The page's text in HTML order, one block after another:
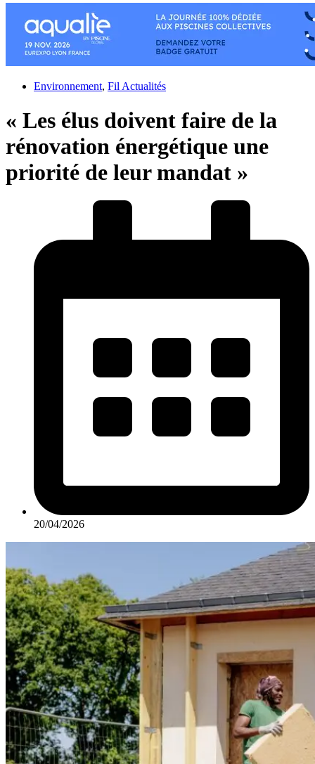
Environnement, Fil Actualités
« Les élus doivent faire de la
rénovation énergétique une
priorité de leur mandat »
20/04/2026